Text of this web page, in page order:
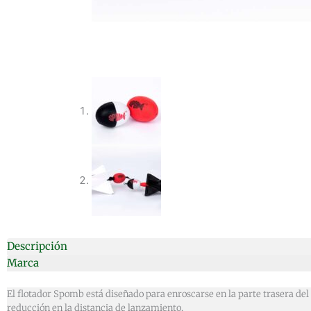
Descripción
Marca
El flotador Spomb está diseñado para enroscarse en la parte trasera
reducción en la distancia de lanzamiento.